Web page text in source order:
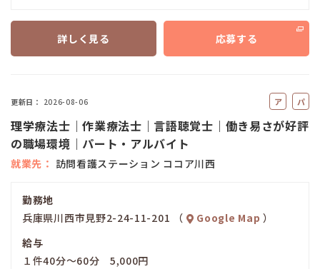
詳しく見る 応募する
更新日 2026-08-06
ア
バ
パ
ト
理学療法士｜作業療法士｜言語聴覚士｜働き易さが好評
の職場環境｜パート・アルバイト
就業先 訪問看護ステーション ココア川西
勤務地
兵庫県川西市見野2-24-11-201 （
Google Map ）
給与
１件40分～60分 5,000円